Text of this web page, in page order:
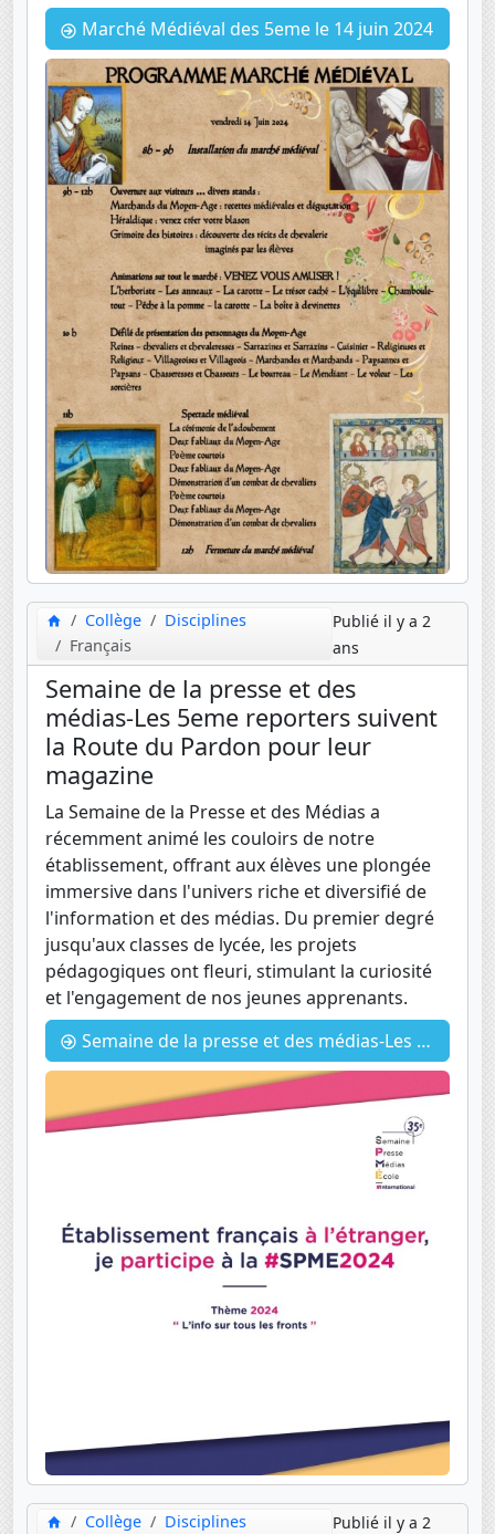
Marché Médiéval des 5eme le 14 juin 2024
Collège
Disciplines
Français
Publié il y a 2
ans
Semaine de la presse et des
médias-Les 5eme reporters suivent
la Route du Pardon pour leur
magazine
La Semaine de la Presse et des Médias a
récemment animé les couloirs de notre
établissement, offrant aux élèves une plongée
immersive dans l'univers riche et diversifié de
l'information et des médias. Du premier degré
jusqu'aux classes de lycée, les projets
pédagogiques ont fleuri, stimulant la curiosité
et l'engagement de nos jeunes apprenants.
Semaine de la presse et des médias-Les 5eme reporters suivent la Route du Pardon pour leur magazine
Collège
Disciplines
Publié il y a 2